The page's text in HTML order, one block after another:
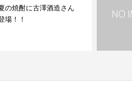
福島（天明）のお酒を飲
もう！！